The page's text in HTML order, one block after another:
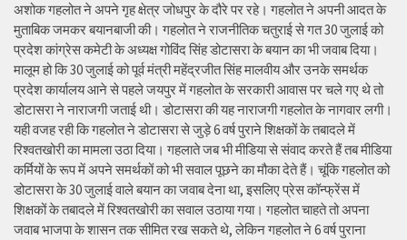
अशोक गहलोत ने अपने गृह क्षेत्र जोधपुर के दौरे पर रहे। गहलोत ने अपनी आदत के
मुताबिक जमकर बयानबाजी की। गहलोत ने राजनीतिक चतुराई से गत 30 जुलाई को
प्रदेश कांग्रेस कमेटी के अध्यक्ष गोविंद सिंह डोटासरा के बयान का भी जवाब दिया।
मालूम हो कि 30 जुलाई को पूर्व मंत्री महेंद्रजीत सिंह मालवीय और उनके समर्थक
प्रदेश कार्यालय आने से पहले जयपुर में गहलोत के सरकारी आवास पर चले गए थे तो
डोटासरा ने नाराजगी जताई थी। डोटासरा की यह नाराजगी गहलोत के नागवार लगी।
यही वजह रही कि गहलोत ने डोटासरा से जुड़े 6 वर्ष पुराने शिक्षकों के तबादले में
रिश्वतखोरी का मामला उठा दिया। गहलाते जब भी मीडिया से संवाद करते हैं तब मीडिया
कर्मियों के रूप में अपने समर्थकों को भी सवाल पूछने का मौका देते हैं। चूंकि गहलोत को
डोटासरा के 30 जुलाई वाले बयान का जवाब देना था, इसलिए प्रेस कॉन्फ्रेंस में
शिक्षकों के तबादले में रिश्वतखोरी का सवाल उठाया गया। गहलोत चाहते तो अपना
जवाब भाजपा के शासन तक सीमित रख सकते थे, लेकिन गहलोत ने 6 वर्ष पुराना